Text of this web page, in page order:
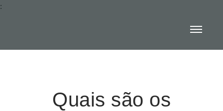
:
Quais são os